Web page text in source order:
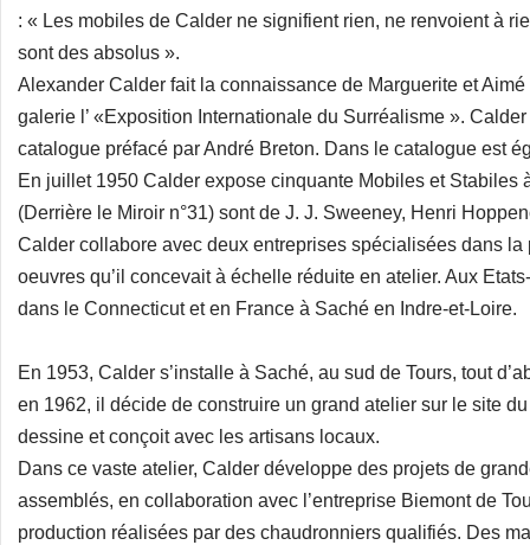
: « Les mobiles de Calder ne signifient rien, ne renvoient à
sont des absolus ».
Alexander Calder fait la connaissance de Marguerite et
galerie l’ «Exposition Internationale du Surréalisme ».
catalogue préfacé par André Breton. Dans le catalogue est
En juillet 1950 Calder expose cinquante Mobiles et Stabiles
(Derrière le Miroir n°31) sont de J. J. Sweeney, Henri
Calder collabore avec deux entreprises spécialisées dans
oeuvres qu’il concevait à échelle réduite en atelier. Aux
dans le Connecticut et en France à Saché en Indre-et-Loire.
En 1953, Calder s’installe à Saché, au sud de Tours, tout
en 1962, il décide de construire un grand atelier sur le site
dessine et conçoit avec les artisans locaux.
Dans ce vaste atelier, Calder développe des projets de
assemblés, en collaboration avec l’entreprise Biemont de
production réalisées par des chaudronniers qualifiés. Des